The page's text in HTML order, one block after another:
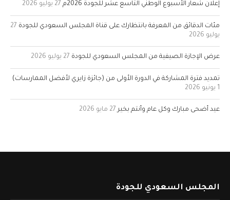
إعلان شعار الأسبوع الوطني التاسع عشر للجودة 2026م 27 يوليو 2026
مئات الدقائق من المعرفة بانتظارك على قناة المجلس السعودي للجودة 27
يوليو 2026
عرض الإجازة الصيفية من المجلس السعودي للجودة 27 يوليو 2026
تمديد فترة المشاركة في الدورة الأولى من (جائزة زايري لأفضل الممارسات)
1 يونيو 2026
عيد أضحى مبارك وكل عام وأنتم بخير 27 مايو 2026
المجلس السعودي للجودة